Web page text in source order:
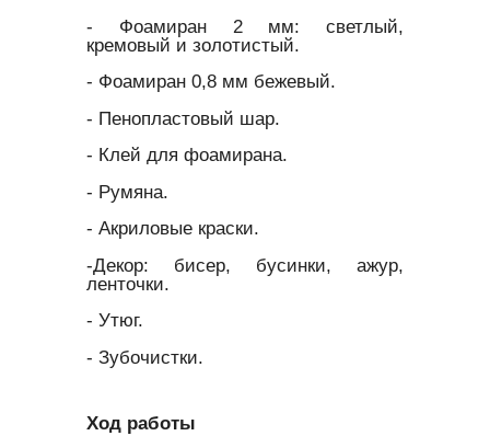
- Фоамиран 2 мм: светлый,
кремовый и золотистый.
- Фоамиран 0,8 мм бежевый.
- Пенопластовый шар.
- Клей для фоамирана.
- Румяна.
- Акриловые краски.
-Декор: бисер, бусинки, ажур,
ленточки.
- Утюг.
- Зубочистки.
Ход работы